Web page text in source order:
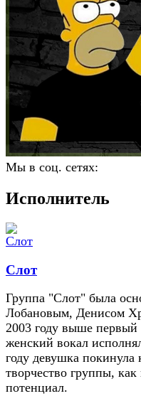
Мы в соц. сетях:
Исполнитель
Слот
Группа "Слот" была
Лобановым, Денисом
2003 году выше
женский вокал
году девушка
творчество группы,
потенциал.